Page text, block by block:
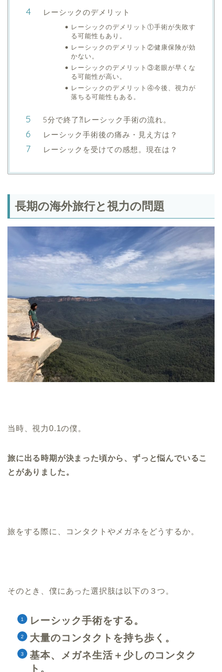
レーシックのデメリット
レーシックのデメリット①手術が失敗す
る可能性もあり。
レーシックのデメリット②健康保険が効
かない。
レーシックのデメリット③老眼が早くな
る可能性が高い。
レーシックのデメリット④今後、視力が
落ちる可能性もある。
5分で終了⁈レーシック手術の流れ。
レーシック手術後の痛み・見え方は？
レーシックを受けての感想。現在は？
長期の海外旅行と視力の問題
当時、視力0.1の僕。
旅に出る時期が決まった頃から、ずっと悩んでいるこ
とがありました。
旅をする際に、コンタクトやメガネをどうするか。
そのとき、僕にあった選択肢は以下の３つ。
レーシック手術をする。
大量のコンタクトを持ち歩く。
基本、メガネ生活＋少しのコンタク
ト。